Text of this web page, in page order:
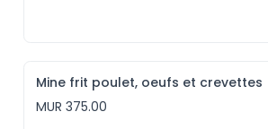
Mine frit poulet, oeufs et crevettes
MUR 375.00